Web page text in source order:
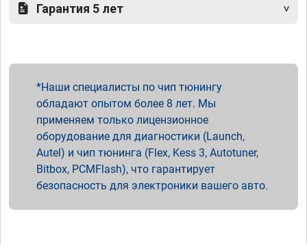
Гарантия 5 лет
Наши специалисты по чип тюнингу
обладают опытом более 8 лет. Мы
применяем только лицензионное
оборудование для диагностики (Launch,
Autel) и чип тюнинга (Flex, Kess 3, Autotuner,
Bitbox, PCMFlash), что гарантирует
безопасность для электроники вашего авто.